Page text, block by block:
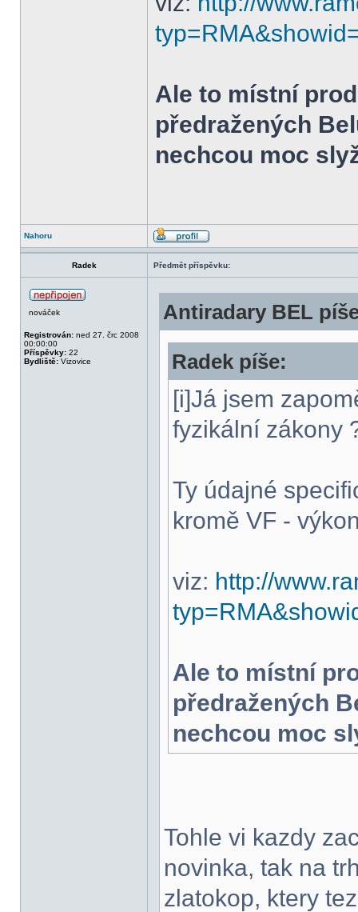
Ale to místní
předražených
nechcou moc
Nahoru
Radek Předmět příspěvku:
nováček
Registrován: ned 27. črc 2008
00:00:00
Příspěvky: 22
Bydliště: Vizovice
Antiradary BEL
Radek píše:
[i]Já jsem
fyzikální zákony
Ty údajné
kromě VF -
viz: http://
Ale to místní
předražených
nechcou moc
Tohle vi kazdy
novinka, tak na
zlatokop, ktery